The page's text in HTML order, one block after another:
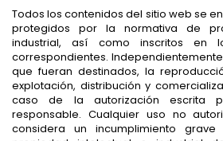
Todos los contenidos del sitio web se
protegidos por la normativa de
industrial, así como inscritos en
correspondientes.
que fueran destinados, la
explotación, distribución y
caso de la autorización escrita
responsable. Cualquier uso no
considera un incumplimiento